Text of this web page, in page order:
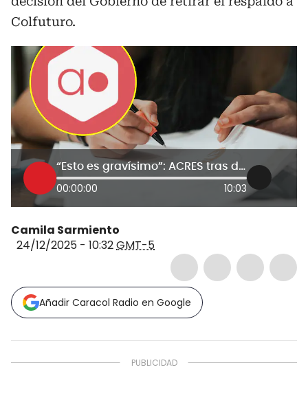
Colfuturo.
“Esto es gravísimo”: ACRES tras decisión de MinCiencias de retirar apoyo a Colfuturo
00:00:00 10:03
Camila Sarmiento
24/12/2025 - 10:32GMT-5
Añadir Caracol Radio en Google